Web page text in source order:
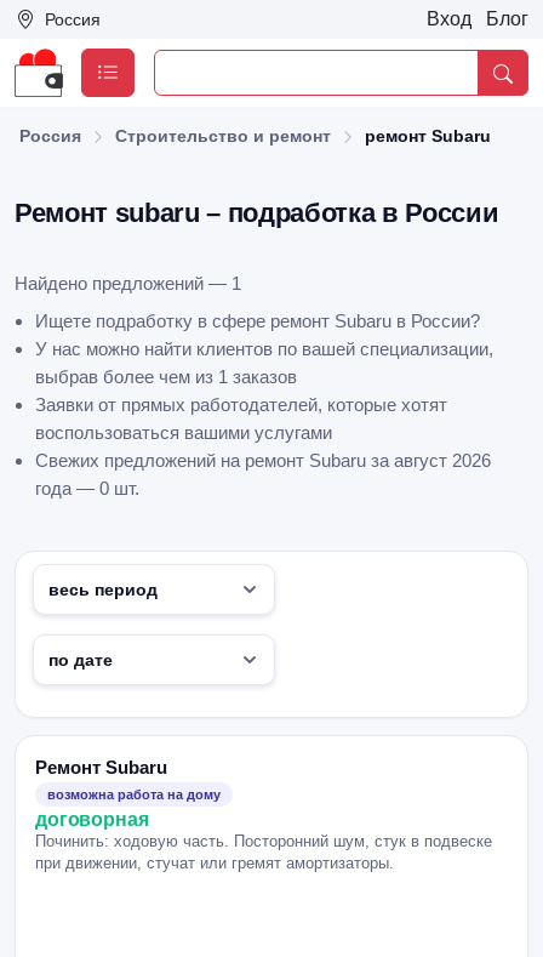
Россия Вход Блог
Россия Строительство и ремонт ремонт Subaru
Ремонт subaru – подработка в России
Найдено предложений — 1
Ищете подработку в сфере ремонт Subaru в России?
У нас можно найти клиентов по вашей специализации,
выбрав более чем из 1 заказов
Заявки от прямых работодателей, которые хотят
воспользоваться вашими услугами
Свежих предложений на ремонт Subaru за август 2026
года — 0 шт.
Ремонт Subaru
возможна работа на дому
договорная
Починить: ходовую часть. Посторонний шум, стук в подвеске
при движении, стучат или гремят амортизаторы.